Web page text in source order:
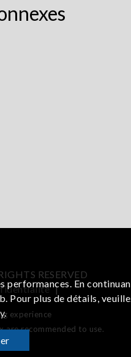
RESERVED
|
experience
are recommended to use.
En
Pour plus de détails,
.